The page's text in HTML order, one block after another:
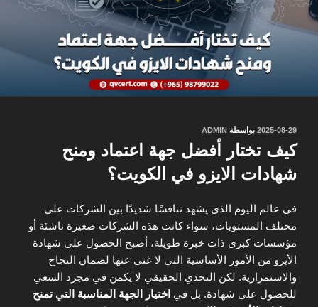
نُشر
في
2025-08-29 بواسطة ADMIN
كيف تختار أفضل جهة اعتماد ومنح
شهادات الايزو في الكويت؟
في عالم اليوم الذي يشهد تنافسًا شديدًا بين الشركات على
مختلف المستويات، سواء كانت هذه الشركات صغيرة ناشئة أو
مؤسسات كبرى ذات خبرة طويلة، أصبح الحصول على شهادة
الأيزو من الأمور الأساسية التي لا غنى عنها لضمان النجاح
والاستمرارية. لكن التحدي الحقيقي لا يكمن في مجرد السعي
للحصول على شهادة. بل في اختيار الجهة المناسبة التي تمنح